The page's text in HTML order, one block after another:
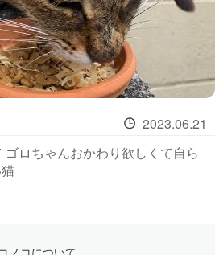
2023.06.21
ロちゃんおかわり欲しくて自ら